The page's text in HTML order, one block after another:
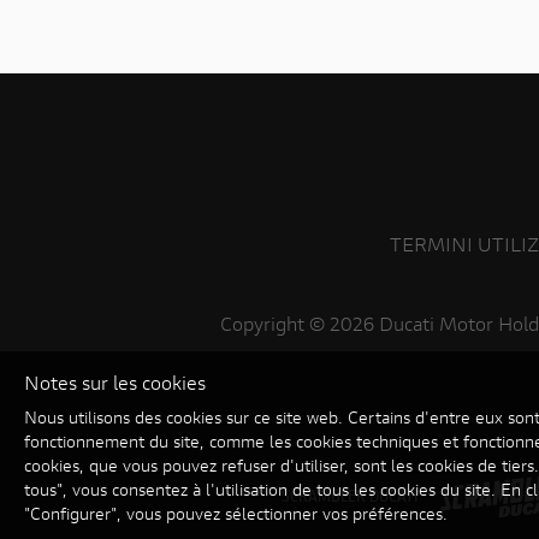
Notes sur les cookies
Nous utilisons des cookies sur ce site web. Certains d'entre eux
fonctionnement du site, comme les cookies techniques et
cookies, que vous pouvez refuser d'utiliser, sont les cookies de
tous", vous consentez à l'utilisation de tous les cookies du site. En
"Configurer", vous pouvez sélectionner vos préférences.
TERMINI
Copyright © 2026 Ducati Motor
SCRAMBLER DUCATI